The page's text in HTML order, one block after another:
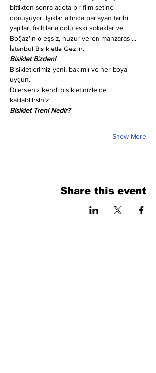
bittikten sonra adeta bir film setine
dönüşüyor. Işıklar altında parlayan tarihi
yapılar, fısıltılarla dolu eski sokaklar ve
Boğaz'ın o eşsiz, huzur veren manzarası...
İstanbul Bisikletle Gezilir.
Bisiklet Bizden!
Bisikletlerimiz yeni, bakımlı ve her boya
uygun.
Dilerseniz kendi bisikletinizle de
katılabilirsiniz.
Bisiklet Treni Nedir?
Show More
Share this event